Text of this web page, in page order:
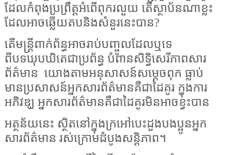
ដែលកំពុងប្រព្រឹត្តអំពើពុករលួយ តើស្ថាប័នណាខ្លះ
ដែលអាចឆ្លើយតបនិងសំនួរនេះបាន?​
តើមន្ត្រីពាក់ព័ន្ធអាចរាប់បញ្ចូលដែលឬទេ
ពីបទឃុបឃិតេជាប្រព័ន្ធ បំពានសិទ្ធិសេរីភាពសារ
ព័ត៌មាន យោងតាមអនុសាសន៍សម្តេចពុក ធ្លាប់
មានប្រសាសន៍អ្នកសារព័ត៌មានគឺជាដៃគូរ ក្នុងការ
អភិវឌ្ឃ អ្នកសារព័ត៌មានគឺជាដៃគូរមិនអាចខ្វះបាន
អត្ថន័យនេះ ស្ថិតនៅក្នុងក្រអៅបេះដួងបងប្អូនអ្នក
សារព័ត៌មាន រស់ក្រោមដំបូងសន្តិភាព។